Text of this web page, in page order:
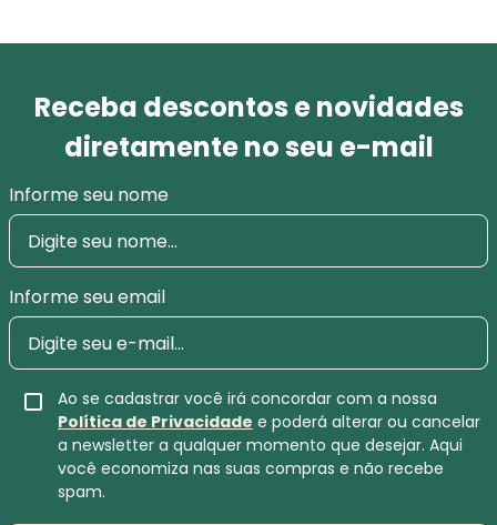
Receba descontos e novidades
diretamente no seu e-mail
Informe seu nome
Informe seu email
Ao se cadastrar você irá concordar com a nossa
Política de Privacidade e poderá alterar ou cancelar
a newsletter a qualquer momento que desejar. Aqui
você economiza nas suas compras e não recebe
spam.